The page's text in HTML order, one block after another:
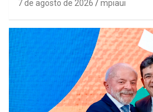
7 de agosto de 2026 mpiaui